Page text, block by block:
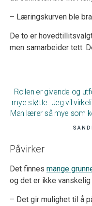
– Læringskurven ble
De to er
men samarbeider tett.
Rollen er givende og
mye støtte. Jeg vil
Man lærer så mye som
Påvirker
Det finnes mange
og det er ikke
– Det gir mulighet til å